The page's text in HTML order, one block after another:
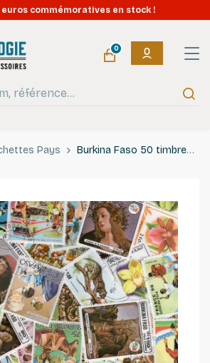
euros commémoratives en stock !
0
Pays Burkina Faso 50 timbres de collection tous différents.